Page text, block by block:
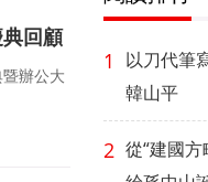
回顧
辦公大
1
以刀代筆
韓山平
2 從“建國方